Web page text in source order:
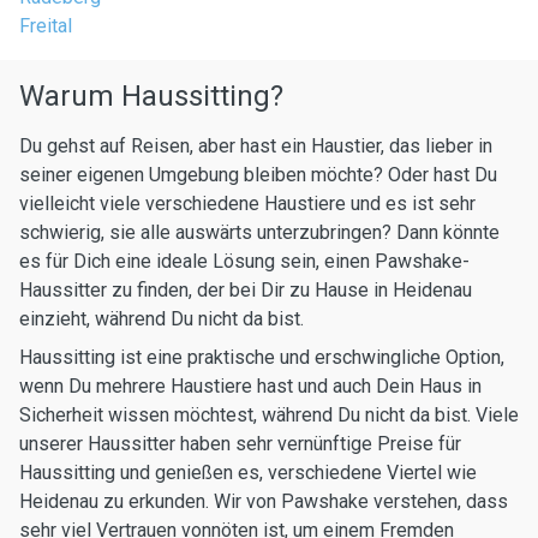
Freital
Warum Haussitting?
Du gehst auf Reisen, aber hast ein Haustier, das lieber in
seiner eigenen Umgebung bleiben möchte? Oder hast Du
vielleicht viele verschiedene Haustiere und es ist sehr
schwierig, sie alle auswärts unterzubringen? Dann könnte
es für Dich eine ideale Lösung sein, einen Pawshake-
Haussitter zu finden, der bei Dir zu Hause in Heidenau
einzieht, während Du nicht da bist.
Haussitting ist eine praktische und erschwingliche Option,
wenn Du mehrere Haustiere hast und auch Dein Haus in
Sicherheit wissen möchtest, während Du nicht da bist. Viele
unserer Haussitter haben sehr vernünftige Preise für
Haussitting und genießen es, verschiedene Viertel wie
Heidenau zu erkunden. Wir von Pawshake verstehen, dass
sehr viel Vertrauen vonnöten ist, um einem Fremden